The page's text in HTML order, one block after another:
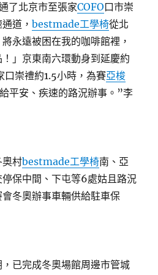
了北京市至張家COFO口市崇
通道，bestmade工學椅從北
將永遠被困在我的咖啡館裡，
」京東南六環動身到延慶約
崇禮約1.5小時，為賽亞梭
平安、疾速的路況辦事。”李
奧村bestmade工學椅南、亞
保中間、下屯等6處姑且路況
冬奧辦事車輛供給駐車保
已完成冬奧場館周邊市管城